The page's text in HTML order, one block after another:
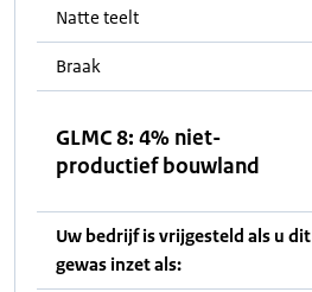
Natte teelt
Braak
GLMC 8: 4% niet-
productief bouwland
Uw bedrijf is vrijgesteld als u dit
gewas inzet als: